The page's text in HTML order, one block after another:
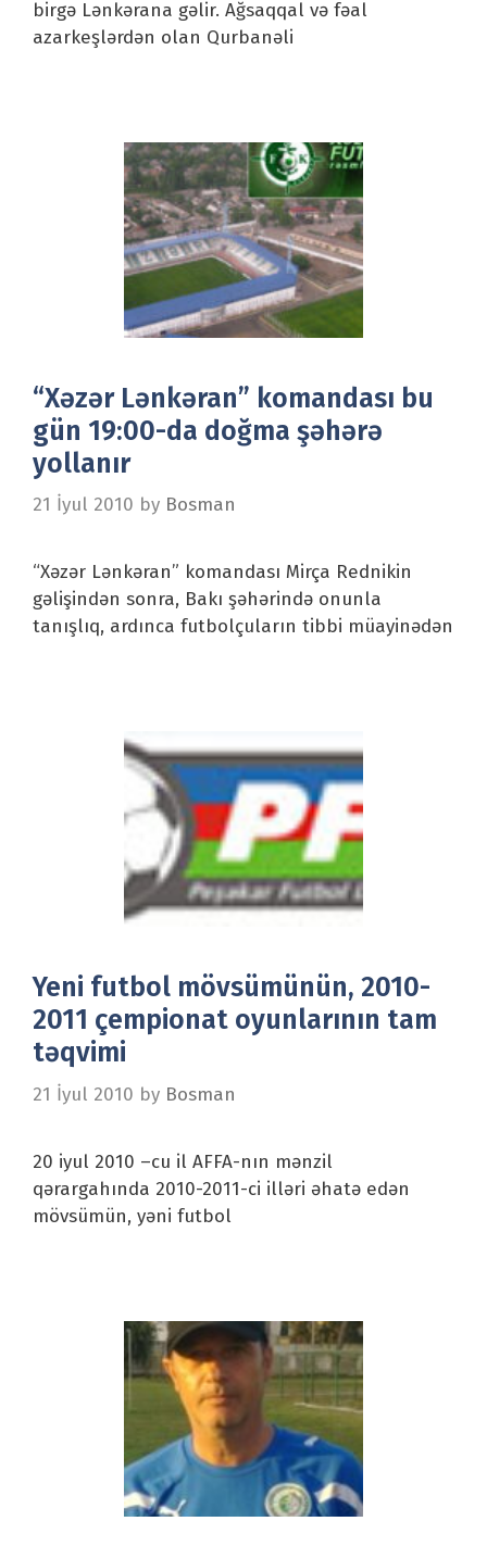
birgə Lənkərana gəlir. Ağsaqqal və fəal
azarkeşlərdən olan Qurbanəli
“Xəzər Lənkəran” komandası bu
gün 19:00-da doğma şəhərə
yollanır
21 İyul 2010 by Bosman
“Xəzər Lənkəran” komandası Mirça Rednikin
gəlişindən sonra, Bakı şəhərində onunla
tanışlıq, ardınca futbolçuların tibbi müayinədən
Yeni futbol mövsümünün, 2010-
2011 çempionat oyunlarının tam
təqvimi
21 İyul 2010 by Bosman
20 iyul 2010 –cu il AFFA-nın mənzil
qərargahında 2010-2011-ci illəri əhatə edən
mövsümün, yəni futbol